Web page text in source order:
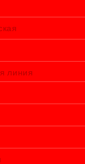
линия